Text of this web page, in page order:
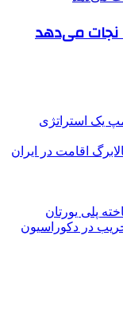
نجات می‌دهد
یک استراتژی
اقامت در ایران
پلی یورتان
در دکوراسیون